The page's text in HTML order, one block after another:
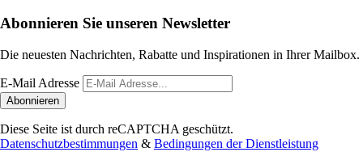
Abonnieren Sie unseren Newsletter
Die neuesten Nachrichten, Rabatte und Inspirationen in Ihrer Mailbox.
E-Mail Adresse
Abonnieren
Diese Seite ist durch reCAPTCHA geschützt.
Datenschutzbestimmungen & Bedingungen der Dienstleistung